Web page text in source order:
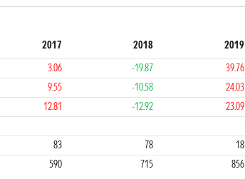
2017 2018 2019
3.06 -19.87 39.76
9.55 -10.58 24.03
12.81 -12.92 23.09
4 1 2
83 78 18
590 715 856